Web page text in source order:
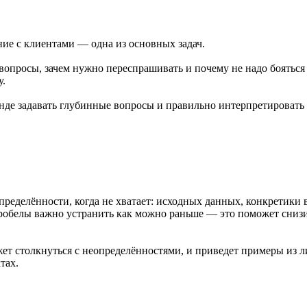
с клиентами — одна из основных задач.
зачем нужно переспрашивать и почему не надо
задавать глубинные вопросы и правильно
когда не хватает: исходных данных,
важно устранить как можно раньше — это поможет
столкнуться с неопределённостями, и приведет примеры